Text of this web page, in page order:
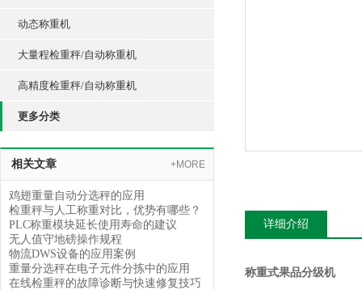
动态称重机
大量程检重秤/自动称重机
高精度检重秤/自动称重机
更多分类
相关文章 +MORE
鸡翅重量自动分选秤的应用
检重秤与人工称重对比，优势有哪些？
PLC称重模块延长使用寿命的建议
无人值守地磅操作规程
物流DWS设备的应用案例
重量分选秤在电子元件分拣中的应用
在线检重秤的故障诊断与快速修复技巧
详细介绍
称重式果品分级机